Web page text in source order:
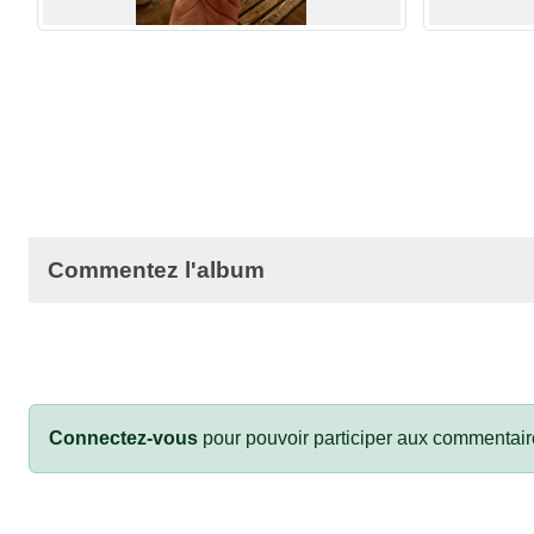
Commentez l'album
Connectez-vous pour pouvoir participer aux